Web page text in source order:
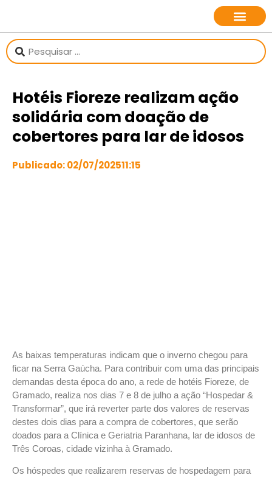
Hotéis Fioreze realizam ação
solidária com doação de
cobertores para lar de idosos
Publicado:02/07/202511:15
As baixas temperaturas indicam que o inverno chegou para
ficar na Serra Gaúcha. Para contribuir com uma das principais
demandas desta época do ano, a rede de hotéis Fioreze, de
Gramado, realiza nos dias 7 e 8 de julho a ação “Hospedar &
Transformar”, que irá reverter parte dos valores de reservas
destes dois dias para a compra de cobertores, que serão
doados para a Clínica e Geriatria Paranhana, lar de idosos de
Três Coroas, cidade vizinha à Gramado.
Os hóspedes que realizarem reservas de hospedagem para